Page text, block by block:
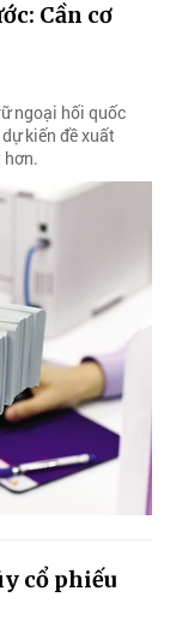
Cần cơ
ngoại hối quốc
kiến đề xuất
hơn.
cổ phiếu